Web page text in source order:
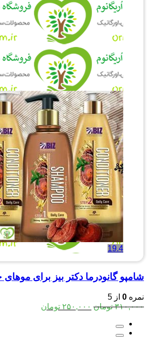
19.4
شامپو گانودرما دکتر بیز برای
نمره 0 از 5
۳۱۰,۰۰۰ تومان قیمت
۲۵۰,۰۰۰ تومان